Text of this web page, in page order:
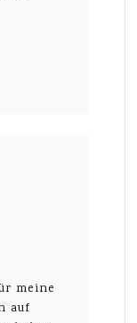
meine
auf